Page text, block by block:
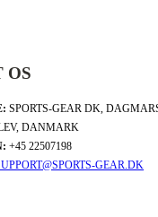
OS
SPORTS-GEAR DK,
DANMARK
+45 22507198
GEAR.DK